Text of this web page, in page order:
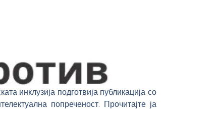
инклузија подготвија публикација со
попреченост. Прочитајте ја